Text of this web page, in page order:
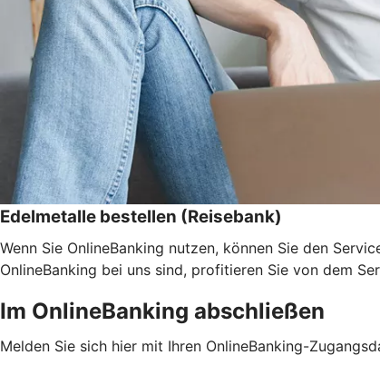
Edelmetalle bestellen (Reisebank)
Wenn Sie OnlineBanking nutzen, können Sie den
OnlineBanking bei uns sind, profitieren Sie von dem
Im OnlineBanking abschließen
Melden Sie sich hier mit Ihren OnlineBanking-